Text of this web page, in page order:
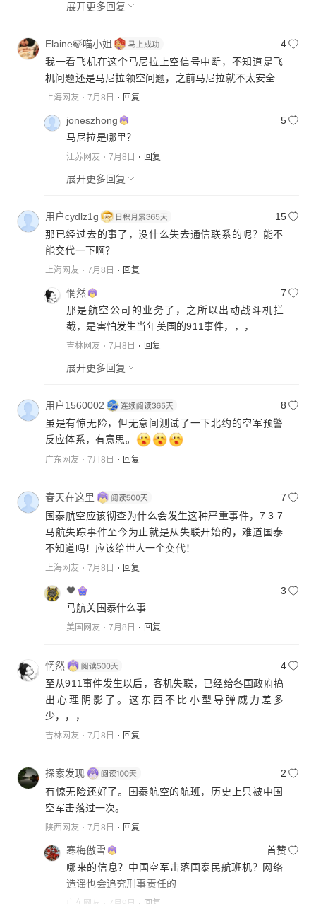
展开更多回复
Elaine🍃喵小姐
4
我一看飞机在这个马尼拉上空信号中断，不知道是飞
机问题还是马尼拉领空问题，之前马尼拉就不太安全
上海网友 7月8日 回复
joneszhong
5
马尼拉是哪里？
江苏网友 7月8日 回复
展开更多回复
用户cydlz1g
15
那已经过去的事了，没什么失去通信联系的呢？能不
能交代一下啊？
上海网友 7月8日 回复
惘然
7
那是航空公司的业务了，之所以出动战斗机拦
截，是害怕发生当年美国的911事件，，，
吉林网友 7月8日 回复
展开更多回复
用户1560002
8
虽是有惊无险，但无意间测试了一下北约的空军预警
反应体系，有意思。
广东网友 7月8日 回复
春天在这里
7
国泰航空应该彻查为什么会发生这种严重事件，7 3 7
马航失踪事件至今为止就是从失联开始的，难道国泰
不知道吗！应该给世人一个交代！
上海网友 7月8日 回复
🖤
3
马航关国泰什么事
美国网友 7月8日 回复
惘然
4
至从911事件发生以后，客机失联，已经给各国政府搞
出心理阴影了。这东西不比小型导弹威力差多
少，，，
吉林网友 7月8日 回复
探索发现
2
有惊无险还好了。国泰航空的航班，历史上只被中国
空军击落过一次。
陕西网友 7月8日 回复
寒梅傲雪
首赞
哪来的信息？中国空军击落国泰民航班机？网络
造谣也会追究刑事责任的